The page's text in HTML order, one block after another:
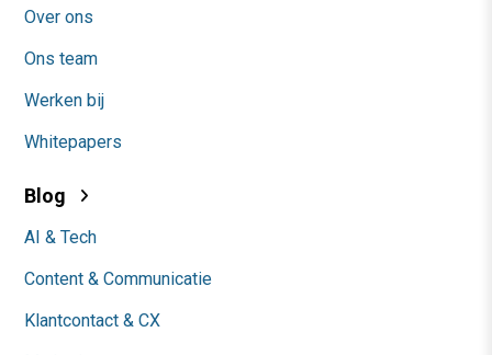
Over ons
Ons team
Werken bij
Whitepapers
Blog
AI & Tech
Content & Communicatie
Klantcontact & CX